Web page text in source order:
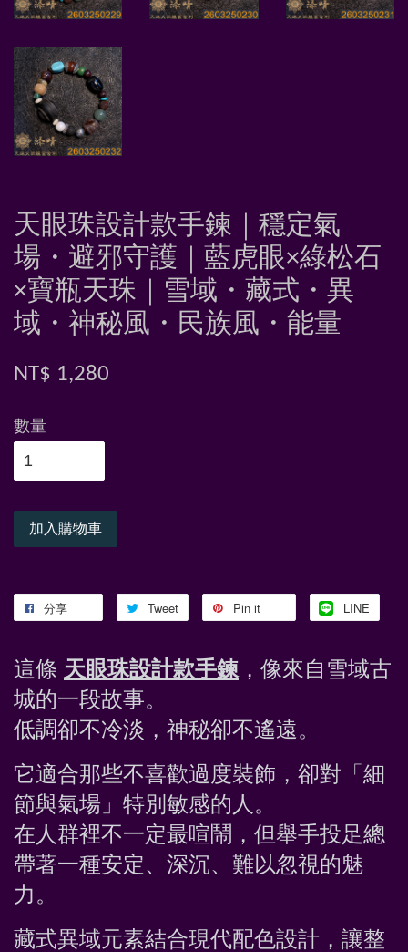
天眼珠設計款手鍊｜穩定氣
場・避邪守護｜藍虎眼×綠松石
×寶瓶天珠｜雪域・藏式・異
域・神秘風・民族風・能量
NT$ 1,280
數量
加入購物車
分享 Tweet Pin it LINE
這條 天眼珠設計款手鍊 ，像來自雪域古
城的一段故事。
低調卻不冷淡，神秘卻不遙遠。
它適合那些不喜歡過度裝飾，卻對「細
節與氣場」特別敏感的人。
在人群裡不一定最喧鬧，但舉手投足總
帶著一種安定、深沉、難以忽視的魅
力。
藏式異域元素結合現代配色設計，讓整